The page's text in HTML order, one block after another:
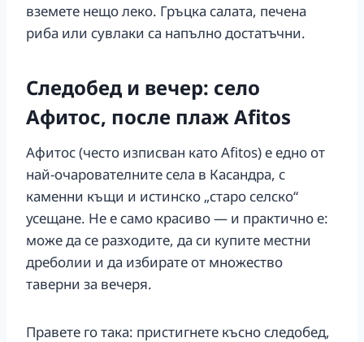
вземете нещо леко. Гръцка салата, печена
риба или сувлаки са напълно достатъчни.
Следобед и вечер: село
Афитос, после плаж Afitos
Афитос (често изписван като Afitos) е едно от
най-очарователните села в Касандра, с
каменни къщи и истинско „старо селско“
усещане. Не е само красиво — и практично е:
може да се разходите, да си купите местни
дреболии и да избирате от множество
таверни за вечеря.
Правете го така: пристигнете късно следобед,